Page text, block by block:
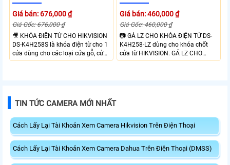
Giá bán: 676,000 ₫
Giá Gốc: 676,000 ₫
🎥 KHÓA ĐIỆN TỪ CHO HIKVISION
DS-K4H258S là khóa điện từ cho 1
cửa dùng cho các loại cửa gỗ, cửa
kính, cửa kim loại, cửa chống cháy
DS-K4H258S có lực hút mạnh nên
không hề tác động đến cửa và
thẩm mĩ và công dụng sau khi lắp
Giá bán: 460,000 ₫
Giá Gốc: 460,000 ₫
📷 GÁ LZ CHO KHÓA ĐIỆN TỪ DS-
K4H258-LZ dùng cho khóa chốt
cửa từ HIKVISION. GÁ LZ CHO
KHÓA ĐIỆN TỪ DS-K4H258-LZ
TIN TỨC CAMERA MỚI NHẤT
Cách Lấy Lại Tài Khoản Xem Camera Hikvision Trên Điện Thoại
Cách Lấy Lại Tài Khoản Xem Camera Dahua Trên Điện Thoại (DMSS)